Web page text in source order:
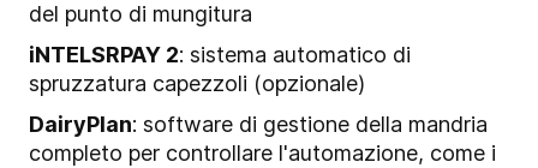
del punto di mungitura
iNTELSRPAY 2: sistema automatico di
spruzzatura capezzoli (opzionale)
DairyPlan: software di gestione della mandria
completo per controllare l'automazione, come i